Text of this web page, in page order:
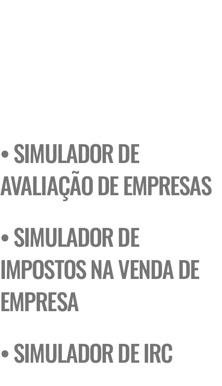
• SIMULADOR DE
AVALIAÇÃO DE EMPRESAS
• SIMULADOR DE
IMPOSTOS NA VENDA DE
EMPRESA
• SIMULADOR DE IRC